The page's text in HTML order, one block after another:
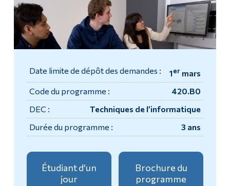
Demande d'admission
Cours
Stages
Poursuivre la lecture
Contact
Date limite de dépôt des demandes : 1er mars
Code du programme :
420.B0
DEC :
Techniques de l’informatique
Durée du programme :
3 ans
Étudiant d'un
jour
Brochure du
programme
Outils
Liens
Programmes
Formation continue
Admissions
La vie à Dawson
Qui vous êtes
Futurs étudiants